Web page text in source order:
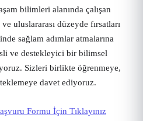
bilimleri alanında çalışan
uluslararası düzeyde fırsatları
sağlam adımlar atmalarına
ve destekleyici bir bilimsel
Sizleri birlikte öğrenmeye,
davet ediyoruz.
Formu İçin Tıklayınız